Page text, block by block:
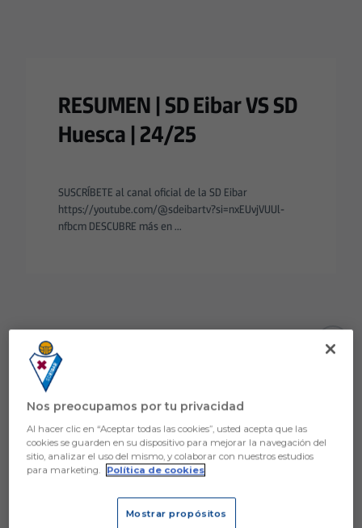
RESUMEN | SD Eibar VS SD
Huesca | 24/25
SUSCRÍBETE al canal oficial de la SD Eibar
https://youtube.com/@sdeibartv?si=nxEUvjVUUl-
nfbcm DESCUBRE más en ...
Aún no hay reacciones. ¡Sé el primero!
Nos preocupamos por tu privacidad
Al hacer clic en “Aceptar todas las cookies”, usted acepta que las
cookies se guarden en su dispositivo para mejorar la navegación del
sitio, analizar el uso del mismo, y colaborar con nuestros estudios
para marketing.
Política de cookies
Mostrar propósitos